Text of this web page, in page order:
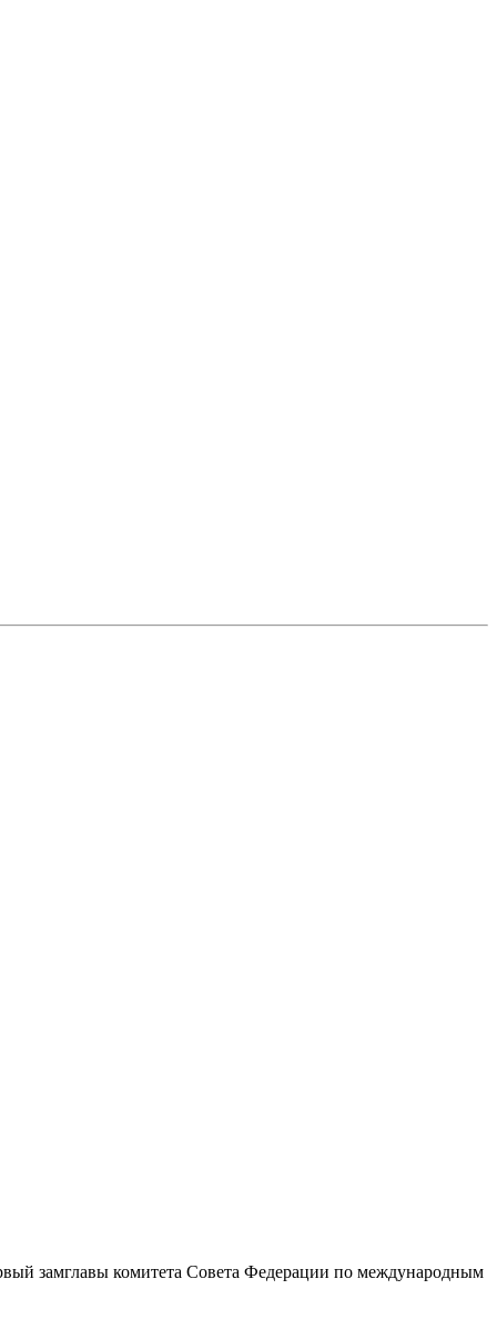
замглавы комитета Совета Федерации по международным